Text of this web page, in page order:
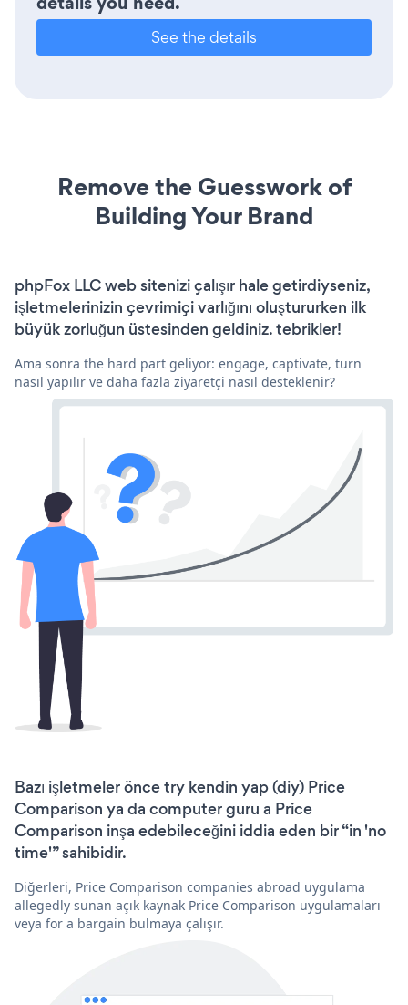
See the details
Remove the Guesswork of
Building Your Brand
phpFox LLC web sitenizi çalışır hale getirdiyseniz,
işletmelerinizin çevrimiçi varlığını oluştururken ilk
büyük zorluğun üstesinden geldiniz. tebrikler!
Ama sonra the hard part geliyor: engage, captivate, turn
nasıl yapılır ve daha fazla ziyaretçi nasıl desteklenir?
Bazı işletmeler önce try kendin yap (diy) Price
Comparison ya da computer guru a Price
Comparison inşa edebileceğini iddia eden bir “in 'no
time'” sahibidir.
Diğerleri, Price Comparison companies abroad uygulama
allegedly sunan açık kaynak Price Comparison uygulamaları
veya for a bargain bulmaya çalışır.